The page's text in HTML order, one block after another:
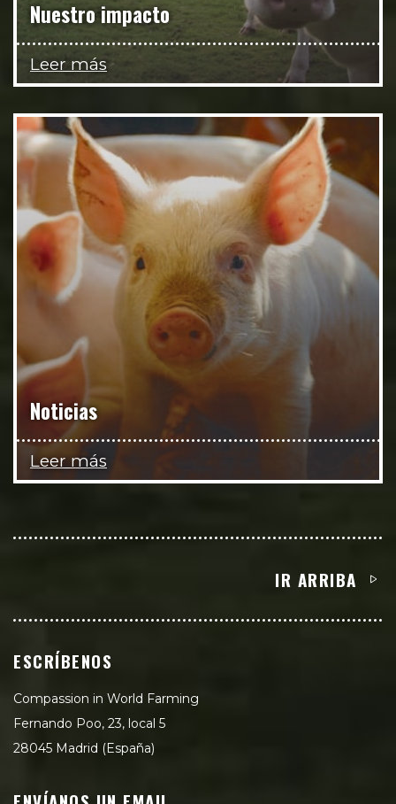
Nuestro impacto
Leer más
Noticias
Leer más
IR ARRIBA
ESCRÍBENOS
Compassion in World Farming
Fernando Poo, 23, local 5
28045 Madrid (España)